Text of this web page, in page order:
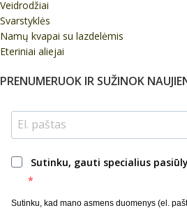
Veidrodžiai
Svarstyklės
Namų kvapai su lazdelėmis
Eteriniai aliejai
PRENUMERUOK IR SUŽINOK
Sutinku, gauti specialius
Sutinku, kad mano asmens duomenys (el.